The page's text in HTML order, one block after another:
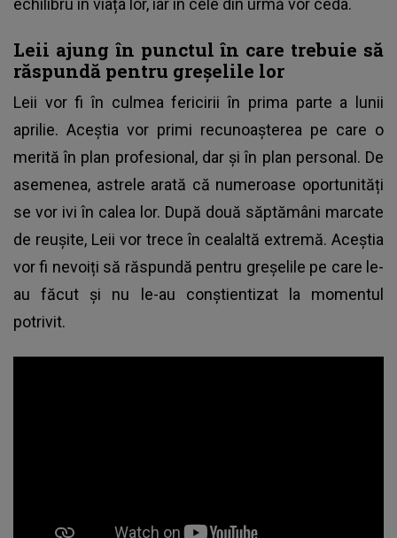
echilibru în viața lor, iar în cele din urmă vor ceda.
Leii ajung în punctul în care trebuie să
răspundă pentru greșelile lor
Leii vor fi în culmea fericirii în prima parte a lunii
aprilie. Aceștia vor primi recunoașterea pe care o
merită în plan profesional, dar și în plan personal. De
asemenea, astrele arată că numeroase oportunități
se vor ivi în calea lor. După două săptămâni marcate
de reușite, Leii vor trece în cealaltă extremă. Aceștia
vor fi nevoiți să răspundă pentru greșelile pe care le-
au făcut și nu le-au conștientizat la momentul
potrivit.